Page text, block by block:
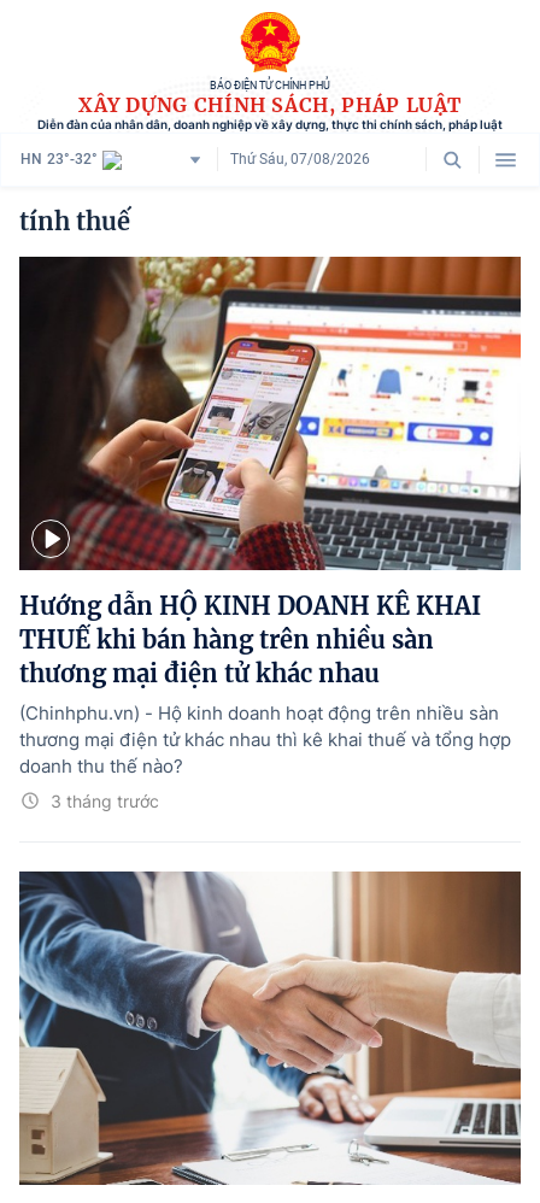
BÁO ĐIỆN TỬ CHÍNH PHỦ
XÂY DỰNG CHÍNH SÁCH, PHÁP LUẬT
Diễn đàn của nhân dân, doanh nghiệp về xây dựng, thực thi chính sách, pháp luật
HN 23°-32° Thứ Sáu, 07/08/2026
Danh mục
Trang chủ
Chính sách mới
Tham vấn chính sách
Người dân góp ý
Doanh nghiệp hiến kế
Chính sách và cuộc sống
Hướng dẫn thực hiện chính sách
Phát triển kinh tế tư nhân và doanh nghiệp dân tộc
Ocop và chuỗi giá trị Nông sản
Kinh tế tư nhân
Doanh nghiệp dân tộc
Khác
Photo
© BÁO ĐIỆN TỬ CHÍNH PHỦ
Tổng Giám đốc:
Nguyễn Hồng Sâm
Trụ sở: 16 Lê Hồng Phong - Ba Đình - Hà Nội.
Điện thoại: 080 43162; Fax: 080.48924;
Email: thongtinchinhphu@chinhphu.vn.
tính thuế
Hướng dẫn HỘ KINH DOANH KÊ KHAI
THUẾ khi bán hàng trên nhiều sàn
thương mại điện tử khác nhau
3 tháng trước
(Chinhphu.vn) - Hộ kinh doanh hoạt động trên nhiều sàn
thương mại điện tử khác nhau thì kê khai thuế và tổng hợp
doanh thu thế nào?